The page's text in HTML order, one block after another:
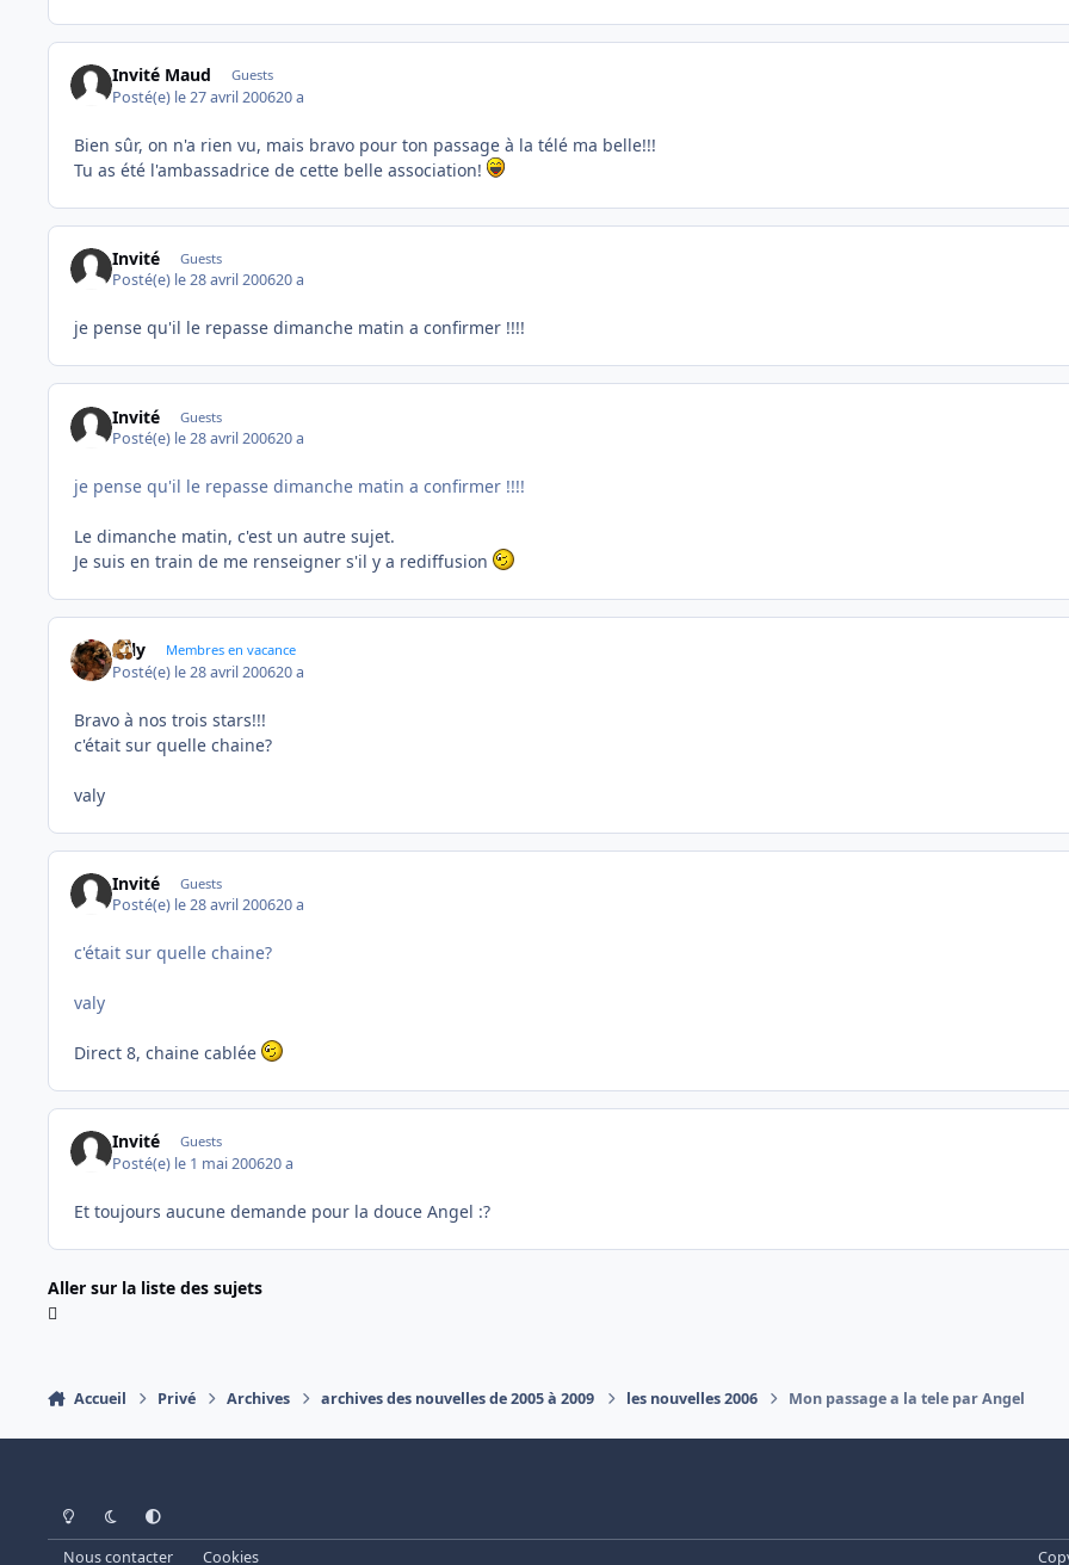
Invité Maud Guests
Posté(e) le 27 avril 200620 a
Bien sûr, on n'a rien vu, mais bravo pour ton passage à la télé ma belle!!!
Tu as été l'ambassadrice de cette belle association!
Invité Guests
Posté(e) le 28 avril 200620 a
je pense qu'il le repasse dimanche matin a confirmer !!!!
Invité Guests
Posté(e) le 28 avril 200620 a
je pense qu'il le repasse dimanche matin a confirmer !!!!
Le dimanche matin, c'est un autre sujet.
Je suis en train de me renseigner s'il y a rediffusion
valy Membres en vacance
Posté(e) le 28 avril 200620 a
Bravo à nos trois stars!!!
c'était sur quelle chaine?
valy
Invité Guests
Posté(e) le 28 avril 200620 a
c'était sur quelle chaine?
valy
Direct 8, chaine cablée
Invité Guests
Posté(e) le 1 mai 200620 a
Et toujours aucune demande pour la douce Angel :?
Aller sur la liste des sujets
Accueil Privé Archives archives des nouvelles de 2005 à 2009 les nouvelles 2006 Mon passage a la tele par Angel
Light ModeDark ModeSystem Preference
Nous contacter Cookies